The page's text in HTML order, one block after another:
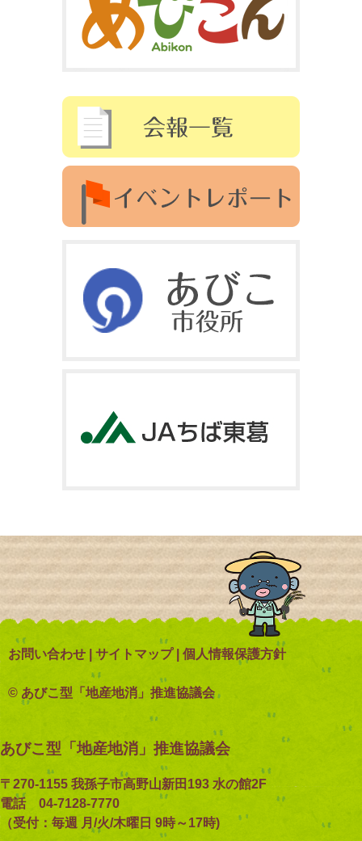
お問い合わせ サイトマップ| 個人情報保護方針
© あびこ型「地産地消」推進協議会
あびこ型「地産地消」推進協議会
〒270-1155 我孫子市高野山新田193 水の館2F
電話 04-7128-7770
（受付：毎週 月/火/木曜日 9時～17時)